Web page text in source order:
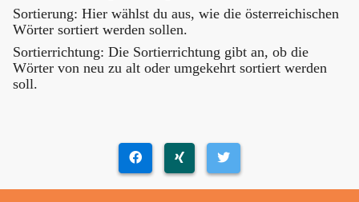
Sortierung: Hier wählst du aus, wie die österreichischen
Wörter sortiert werden sollen.
Sortierrichtung: Die Sortierrichtung gibt an, ob die
Wörter von neu zu alt oder umgekehrt sortiert werden
soll.